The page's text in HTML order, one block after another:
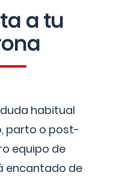
a tu
habitual
parto o post-
equipo de
encantado de